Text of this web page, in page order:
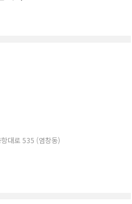
대로 535 (염창동)